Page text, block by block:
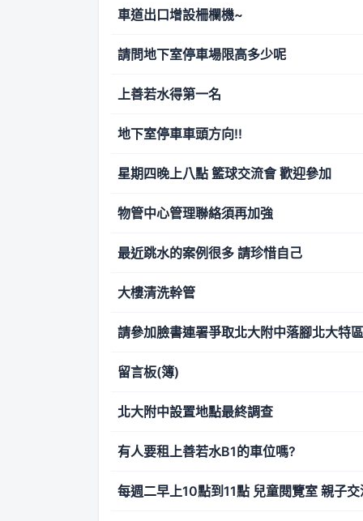
車道出口增設柵欄機~
請問地下室停車場限高多少呢
上善若水得第一名
地下室停車車頭方向!!
星期四晚上八點 籃球交流會 歡迎參加
物管中心管理聯絡須再加強
最近跳水的案例很多 請珍惜自己
大樓清洗幹管
請參加臉書連署爭取北大附中落腳北大特
留言板(簿)
北大附中設置地點最終調查
有人要租上善若水B1的車位嗎?
每週二早上10點到11點 兒童閱覽室 親子交